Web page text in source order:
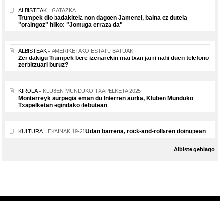
ALBISTEAK GATAZKA
Trumpek dio badakitela non dagoen Jamenei, baina ez dutela
"oraingoz" hilko: "Jomuga erraza da"
ALBISTEAK AMERIKETAKO ESTATU BATUAK
Zer dakigu Trumpek bere izenarekin martxan jarri nahi duen telefono
zerbitzuari buruz?
KIROLA KLUBEN MUNDUKO TXAPELKETA 2025
Monterreyk aurpegia eman du Interren aurka, Kluben Munduko
Txapelketan egindako debutean
KULTURA EKAINAK 19-21Udan barrena, rock-and-rollaren doinupean
Albiste gehiago